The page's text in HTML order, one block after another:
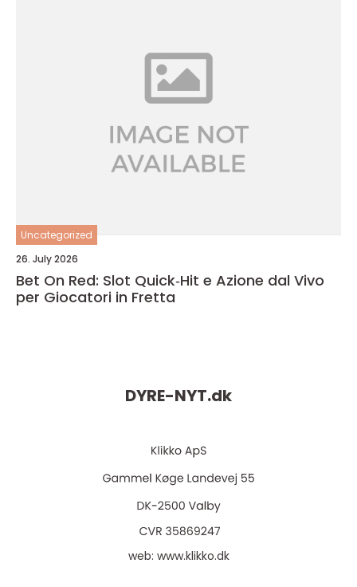
Uncategorized
26. July 2026
Bet On Red: Slot Quick‑Hit e Azione dal Vivo
per Giocatori in Fretta
DYRE-NYT.dk
web: www.klikko.dk